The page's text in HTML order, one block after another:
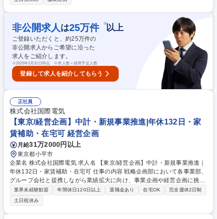
件交渉、契約締結 (2)新規モビリティ製品の企画および開発プロジェクト
マネジメント (3)生産・輸入スケジュールの管理およびコスト・品質マネ
ジメント モデルチェンジや新規モデル開発など、ハードウェア領域の幅広
いフェーズを主導。自ら提案したアイデアが実際の製品として街中で活躍
する手応えを感じられるポジションです。 募集職種 【ハードウェアプロ
ジェクト担当】電動モビリティのハードウェアPM・海外調達
非公開求人 は25万件 ※以上
ご登録いただくと、約25万件の
非公開求人からご希望に沿った
求人をご紹介します。
※2026年3月31日時点 ※求人数＝採用予定人数
登録して求人を紹介してもらう
正社員
株式会社国際電気
【東京/経営企画】中計・新規事業推進|年休132日・家
賃補助・在宅可 経営企画
月給31万2000円以上
東京都小平市
企業名 株式会社国際電気 求人名 【東京/経営企画】中計・新規事業推進｜
年休132日・家賃補助・在宅可 仕事の内容 戦略企画部において各事業部、
グループ会社と提携しながら業績拡大に向け、事業企画や経営企画に挑戦
いただきます。※個別事業や営業活動の企画・運営ではなく、全社視点で
経営戦略の検討・推進を担います。 ・当年度及び中長期経営計画の推進
・グループの組織戦略の策定 ・中期経営計画に基づく各事業部の戦略立案
および事業推進支援 ・研究開発部門、各事業部と連携した新規事業の立案
業界未経験歓迎 年間休日120日以上 退職金あり 在宅OK
完全週休2日制
土日祝休み